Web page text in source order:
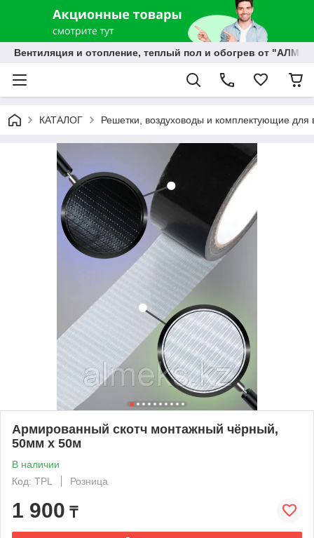
Вентиляция и отопление, теплый пол и обогрев от
КАТАЛОГ Решетки, воздуховоды и комплектующие для
Армированный скотч монтажный чёрный,
50мм х 50м
В наличии
Код: TPL
Розница
1 900 ₸